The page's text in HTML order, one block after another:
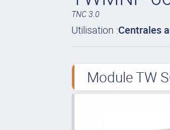
TNC 3.0
Utilisation :Centrales
Module TW